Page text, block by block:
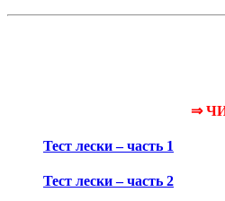
⇒
Тест лески – часть 1
Тест лески – часть 2